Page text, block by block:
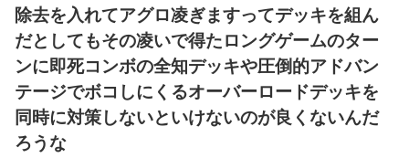
除去を入れてアグロ凌ぎますってデッキを組ん
だとしてもその凌いで得たロングゲームのター
ンに即死コンボの全知デッキや圧倒的アドバン
テージでボコしにくるオーバーロードデッキを
同時に対策しないといけないのが良くないんだ
ろうな